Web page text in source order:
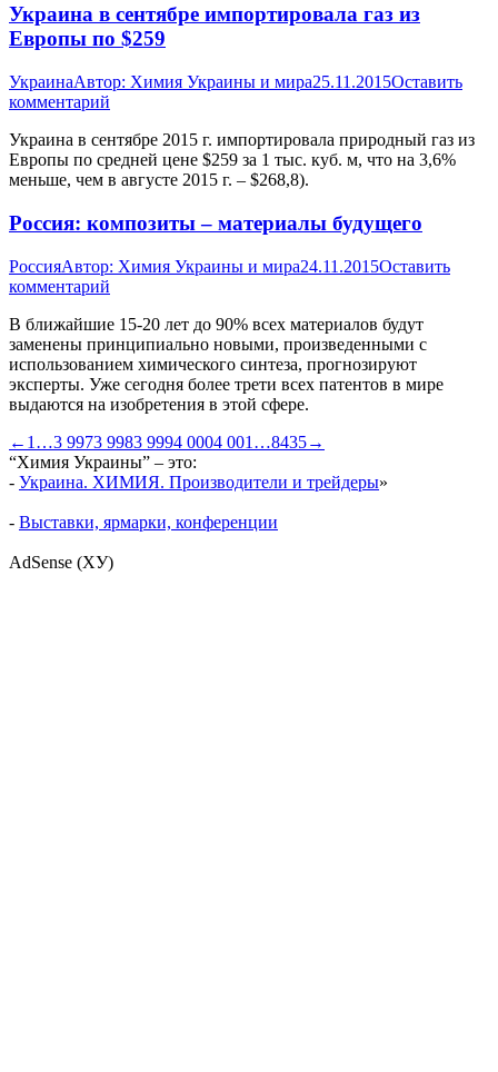
Украина в сентябре импортировала газ из
Европы по $259
УкраинаАвтор: Химия Украины и мира25.11.2015Оставить
комментарий
Украина в сентябре 2015 г. импортировала природный газ из
Европы по средней цене $259 за 1 тыс. куб. м, что на 3,6%
меньше, чем в августе 2015 г. – $268,8).
Россия: композиты – материалы будущего
РоссияАвтор: Химия Украины и мира24.11.2015Оставить
комментарий
В ближайшие 15-20 лет до 90% всех материалов будут
заменены принципиально новыми, произведенными с
использованием химического синтеза, прогнозируют
эксперты. Уже сегодня более трети всех патентов в мире
выдаются на изобретения в этой сфере.
← 1 …3 9973 9983 9994 0004 001 …8435→
“Химия Украины” – это:
- Украина. ХИМИЯ. Производители и трейдеры»
- Выставки, ярмарки, конференции
AdSense (ХУ)